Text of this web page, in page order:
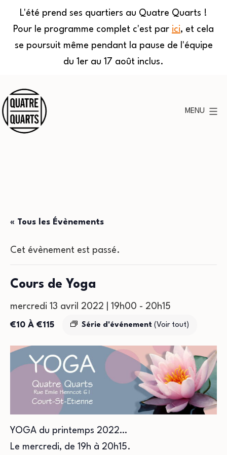
L'été prend ses quartiers au Quatre Quarts !
Pour le programme complet c'est par ici, et cela
se poursuit même pendant la pause de l'équipe
du 1er au 17 août inclus.
au
contenu
MENU
« Tous les Évènements
Cet évènement est passé.
Cours de Yoga
mercredi 13 avril 2022 | 19h00 - 20h15
Série d'événement (Voir tout)
€10 À €115
YOGA du printemps 2022…
Le mercredi, de 19h à 20h15.